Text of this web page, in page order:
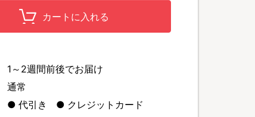
カートに入れる
1～2週間前後でお届け
通常
代引き
クレジットカード